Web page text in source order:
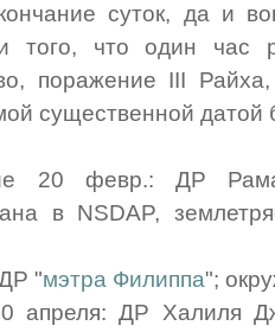
суток, да и
того, что один час
поражение III
существенной датой
20 февр.: ДР
в NSDAP,
"мэтра Филиппа";
апреля: ДР Халиля